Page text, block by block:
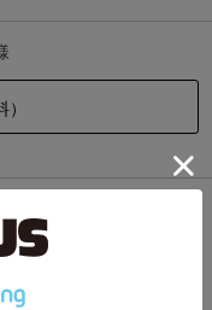
と次回以降、そのIDで